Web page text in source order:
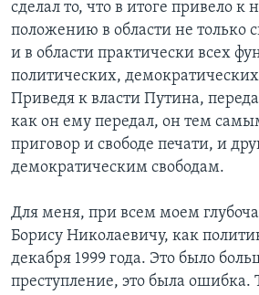
сделал то, что в итоге привело
положению в области не только
и в области практически всех
политических, демократических
Приведя к власти Путина,
как он ему передал, он тем
приговор и свободе печати, и
демократическим свободам.
Для меня, при всем моем
Борису Николаевичу, как
декабря 1999 года. Это было
преступление, это была ошибка.